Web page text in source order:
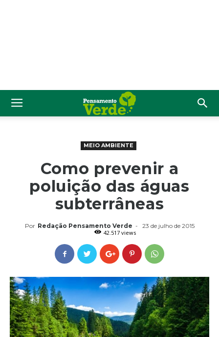
MEIO AMBIENTE
Como prevenir a
poluição das águas
subterrâneas
Por Redação Pensamento Verde -
23 de julho de 2015
42.517 views